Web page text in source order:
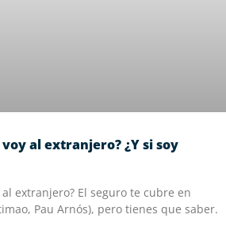
al extranjero? ¿Y si soy
extranjero? El seguro te cubre en
Pau Arnós), pero tienes que saber.